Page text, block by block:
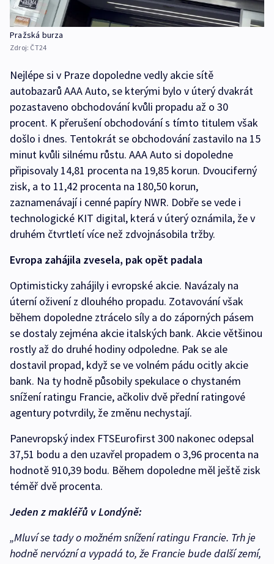
Pražská burza
Zdroj: ČT24
Nejlépe si v Praze dopoledne vedly akcie sítě
autobazarů AAA Auto, se kterými bylo v úterý dvakrát
pozastaveno obchodování kvůli propadu až o 30
procent. K přerušení obchodování s tímto titulem však
došlo i dnes. Tentokrát se obchodování zastavilo na 15
minut kvůli silnému růstu. AAA Auto si dopoledne
připisovaly 14,81 procenta na 19,85 korun. Dvouciferný
zisk, a to 11,42 procenta na 180,50 korun,
zaznamenávají i cenné papíry NWR. Dobře se vede i
technologické KIT digital, která v úterý oznámila, že v
druhém čtvrtletí více než zdvojnásobila tržby.
Evropa zahájila zvesela, pak opět padala
Optimisticky zahájily i evropské akcie. Navázaly na
úterní oživení z dlouhého propadu. Zotavování však
během dopoledne ztrácelo síly a do záporných pásem
se dostaly zejména akcie italských bank. Akcie většinou
rostly až do druhé hodiny odpoledne. Pak se ale
dostavil propad, když se ve volném pádu ocitly akcie
bank. Na ty hodně působily spekulace o chystaném
snížení ratingu Francie, ačkoliv dvě přední ratingové
agentury potvrdily, že změnu nechystají.
Panevropský index FTSEurofirst 300 nakonec odepsal
37,51 bodu a den uzavřel propadem o 3,96 procenta na
hodnotě 910,39 bodu. Během dopoledne měl ještě zisk
téměř dvě procenta.
Jeden z makléřů v Londýně:
„Mluví se tady o možném snížení ratingu Francie. Trh je
hodně nervózní a vypadá to, že Francie bude další zemí,